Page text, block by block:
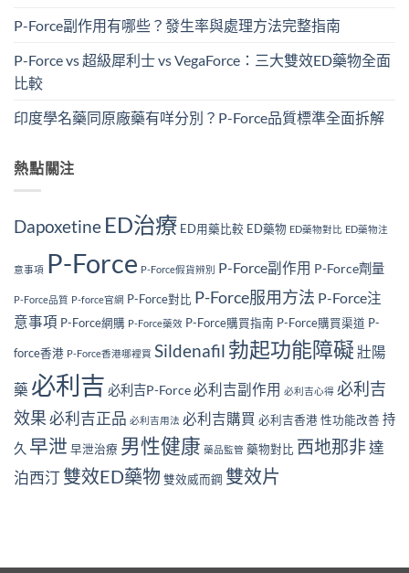
P-Force副作用有哪些？發生率與處理方法完整指南
P-Force vs 超級犀利士 vs VegaForce：三大雙效ED藥物全面
比較
印度學名藥同原廠藥有咩分別？P-Force品質標準全面拆解
熱點關注
Dapoxetine ED治療 ED用藥比較 ED藥物 ED藥物對比 ED藥物注
意事項 P-Force P-Force假貨辨別 P-Force副作用 P-Force劑量
P-Force品質 P-force官網 P-Force對比 P-Force服用方法 P-Force注
意事項 P-Force網購 P-Force藥效 P-Force購買指南 P-Force購買渠道 P-
force香港 P-Force香港哪裡買 Sildenafil 勃起功能障礙 壯陽
藥 必利吉 必利吉P-Force必利吉副作用 必利吉心得 必利吉
效果必利吉正品 必利吉用法 必利吉購買 必利吉香港 性功能改善 持
久 早泄 早泄治療 男性健康 藥品監管 藥物對比 西地那非達
泊西汀雙效ED藥物 雙效威而鋼 雙效片